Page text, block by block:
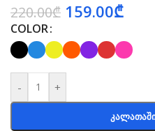
220.00₾ 159.00₾
COLOR
- +